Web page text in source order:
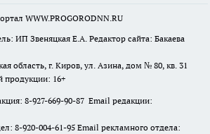
WWW.PROGORODNN.RU
ИП Звеняцкая Е.А. Редактор сайта: Бакаева
область, г. Киров, ул. Азина, дом № 80, кв. 31
16+
8-927-669-90-87 Email редакции:
8-920-004-61-95 Email рекламного отдела: